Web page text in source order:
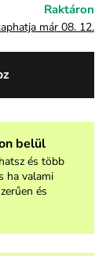
Raktáron
már 08. 12.
belül
és több
ha valami
és